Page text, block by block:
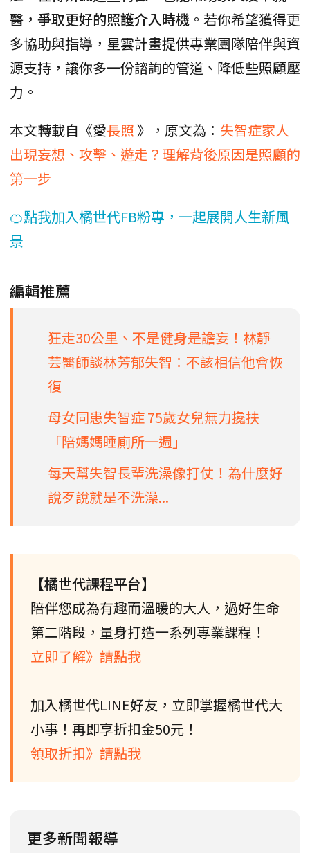
醫，爭取更好的照護介入時機 。若你希望獲得更
多協助與指導，星雲計畫提供專業團隊陪伴與資
源支持，讓你多一份諮詢的管道、降低些照顧壓
力。
本文轉載自《愛長照 》，原文為： 失智症家人
出現妄想、攻擊、遊走？理解背後原因是照顧的
第一步
🍊點我加入橘世代FB粉專，一起展開人生新風
景
編輯推薦
狂走30公里、不是健身是譫妄！林靜
芸醫師談林芳郁失智：不該相信他會恢
復
母女同患失智症 75歲女兒無力攙扶
「陪媽媽睡廁所一週」
每天幫失智長輩洗澡像打仗！為什麼好
說歹說就是不洗澡...
【橘世代課程平台】
陪伴您成為有趣而溫暖的大人，過好生命
第二階段，量身打造一系列專業課程！
立即了解》請點我
加入橘世代LINE好友，立即掌握橘世代大
小事！再即享折扣金50元！
領取折扣》請點我
更多新聞報導